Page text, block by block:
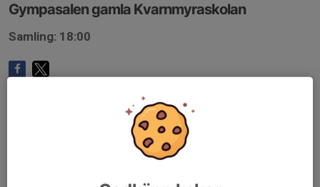
Gympasalen gamla Kvarnmyraskolan
Samling: 18:00